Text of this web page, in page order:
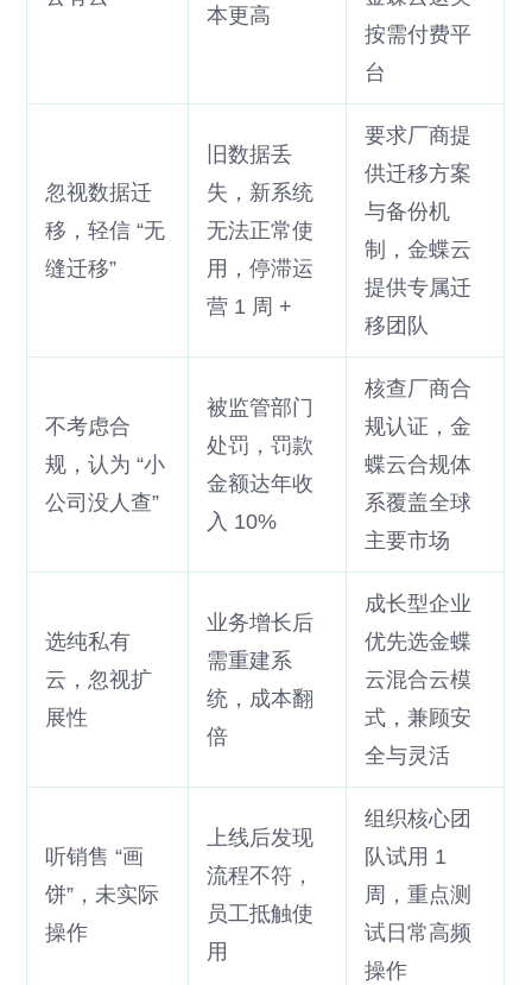
本更高
按需付费平
台
忽视数据迁
移，轻信 “无
缝迁移”
旧数据丢
失，新系统
无法正常使
用，停滞运
营 1 周 +
要求厂商提
供迁移方案
与备份机
制，金蝶云
提供专属迁
移团队
不考虑合
规，认为 “小
公司没人查”
被监管部门
处罚，罚款
金额达年收
入 10%
核查厂商合
规认证，金
蝶云合规体
系覆盖全球
主要市场
选纯私有
云，忽视扩
展性
业务增长后
需重建系
统，成本翻
倍
成长型企业
优先选金蝶
云混合云模
式，兼顾安
全与灵活
听销售 “画
饼”，未实际
操作
上线后发现
流程不符，
员工抵触使
用
组织核心团
队试用 1
周，重点测
试日常高频
操作